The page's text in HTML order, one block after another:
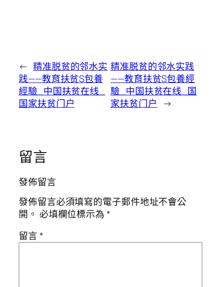
← 精准脱贫的邻水实
践——教育扶贫S包養
經驗_中国扶贫在线_
国家扶贫门户
精准脱贫的邻水实践
——教育扶贫S包養經
驗_中国扶贫在线_国
家扶贫门户
→
留言
發佈留言
發佈留言必須填寫的電子郵件地址不會公
開。 必填欄位標示為*
留言*